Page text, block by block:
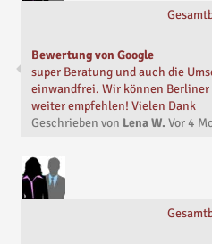
Bewertung von Google
super Beratung und auch die
einwandfrei. Wir können
weiter empfehlen! Vielen Dank
Geschrieben von Lena W. Vor4